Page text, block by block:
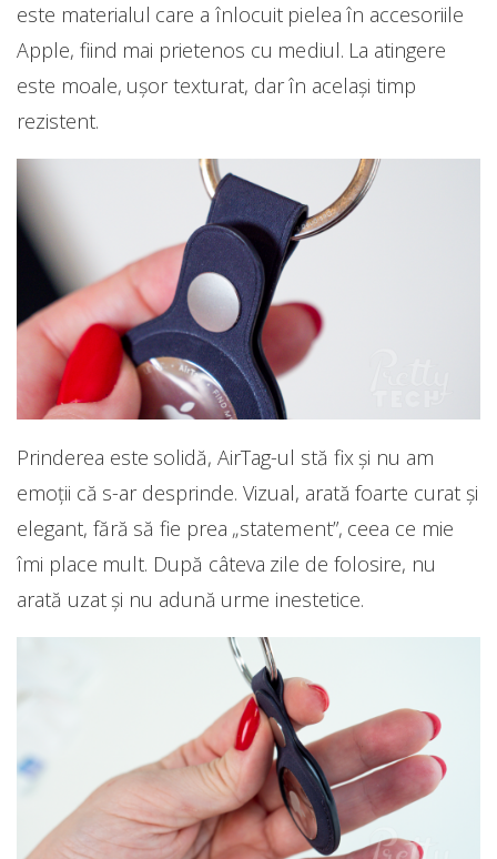
este materialul care a înlocuit pielea în accesoriile
Apple, fiind mai prietenos cu mediul. La atingere
este moale, ușor texturat, dar în același timp
rezistent.
Prinderea este solidă, AirTag-ul stă fix și nu am
emoții că s-ar desprinde. Vizual, arată foarte curat și
elegant, fără să fie prea „statement”, ceea ce mie
îmi place mult. După câteva zile de folosire, nu
arată uzat și nu adună urme inestetice.